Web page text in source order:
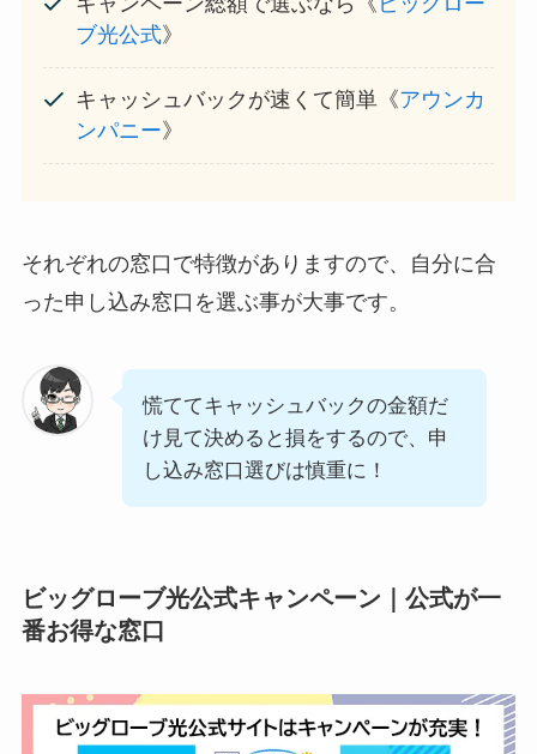
ブ光公式》
キャッシュバックが速くて簡単《アウンカ
ンパニー》
それぞれの窓口で特徴がありますので、自分に合
った申し込み窓口を選ぶ事が大事です。
慌ててキャッシュバックの金額だ
け見て決めると損をするので、申
し込み窓口選びは慎重に！
ビッグローブ光公式キャンペーン｜公式が一
番お得な窓口